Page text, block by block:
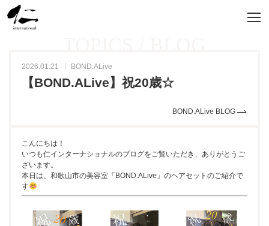
2026.01.21 BOND.ALive
【BOND.ALive】祝20歳☆
BOND.ALive BLOG
こんにちは！
いつも仁インターナショナルのブログをご覧いただき、ありがとうご
ざいます。
本日は、和歌山市の美容室「BOND.ALive」のヘアセットのご紹介で
す